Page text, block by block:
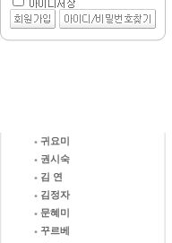
귀요미
권시숙
김 연
김정자
문혜미
꾸르베